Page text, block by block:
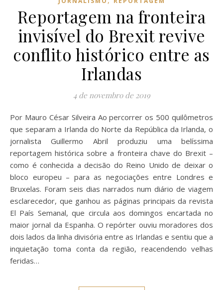
Reportagem na fronteira
invisível do Brexit revive
conflito histórico entre as
Irlandas
4 de novembro de 2019
Por Mauro César Silveira Ao percorrer os 500 quilômetros
que separam a Irlanda do Norte da República da Irlanda, o
jornalista Guillermo Abril produziu uma belíssima
reportagem histórica sobre a fronteira chave do Brexit –
como é conhecida a decisão do Reino Unido de deixar o
bloco europeu – para as negociações entre Londres e
Bruxelas. Foram seis dias narrados num diário de viagem
esclarecedor, que ganhou as páginas principais da revista
El País Semanal, que circula aos domingos encartada no
maior jornal da Espanha. O repórter ouviu moradores dos
dois lados da linha divisória entre as Irlandas e sentiu que a
inquietação toma conta da região, reacendendo velhas
feridas…